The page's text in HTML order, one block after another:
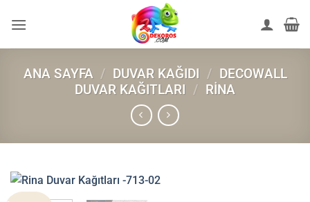
atla
ANA SAYFA / DUVAR KAĞIDI / DECOWALL
DUVAR KAĞITLARI / RINA